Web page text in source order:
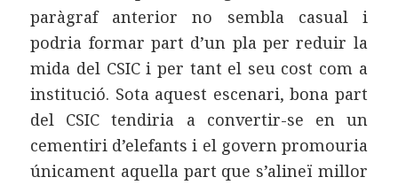
paràgraf anterior no sembla casual i
podria formar part d’un pla per reduir la
mida del CSIC i per tant el seu cost com a
institució. Sota aquest escenari, bona part
del CSIC tendiria a convertir-se en un
cementiri d’elefants i el govern promouria
únicament aquella part que s’alineï millor